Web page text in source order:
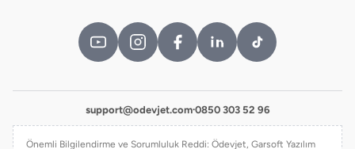
support@odevjet.com·0850 303 52 96
Önemli Bilgilendirme ve Sorumluluk Reddi: Ödevjet, Garsoft Yazılım